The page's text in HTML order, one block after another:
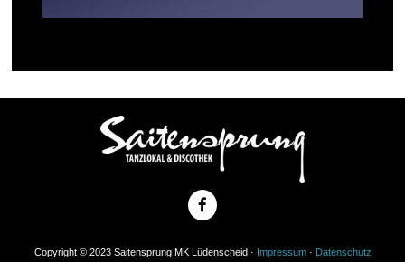
Copyright © 2023 Saitensprung MK Lüdenscheid · Impressum· Datenschutz